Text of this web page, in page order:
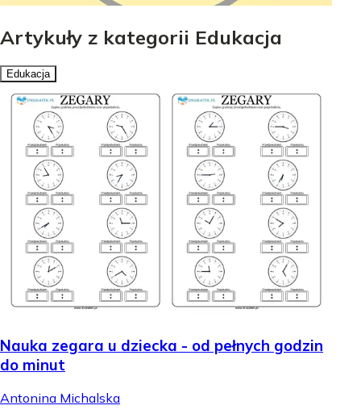
Artykuły z kategorii Edukacja
Edukacja
Nauka zegara u dziecka - od pełnych godzin
do minut
Antonina Michalska